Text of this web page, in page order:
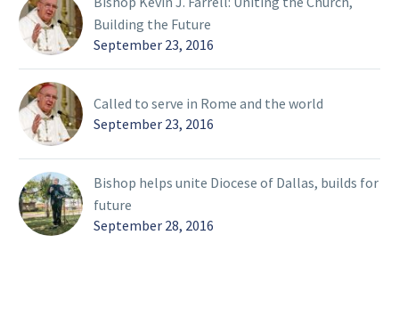
Building the Future
September 23, 2016
Called to serve in Rome and the world
September 23, 2016
Bishop helps unite Diocese of Dallas, builds for
future
September 28, 2016